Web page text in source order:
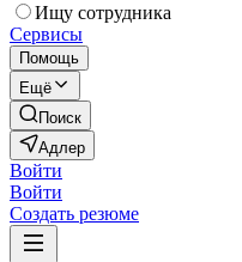
Ищу сотрудника
Сервисы
Помощь
Ещё
Поиск
Адлер
Войти
Войти
Создать резюме